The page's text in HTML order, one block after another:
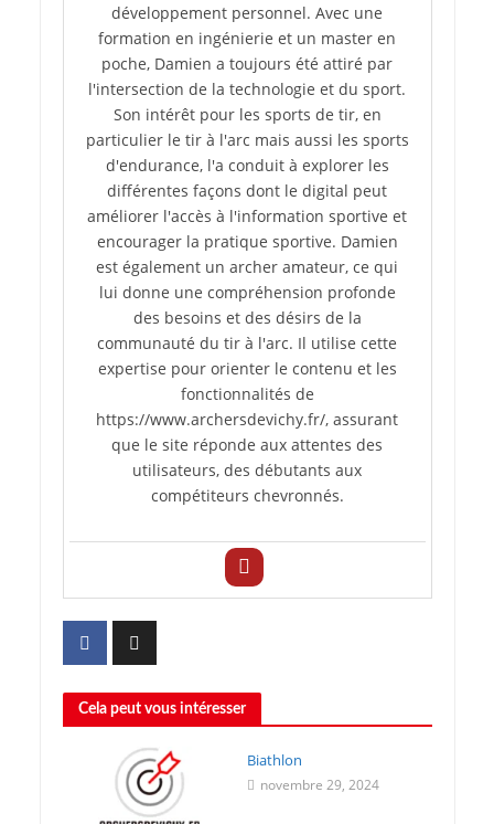
développement personnel. Avec une
formation en ingénierie et un master en
poche, Damien a toujours été attiré par
l'intersection de la technologie et du sport.
Son intérêt pour les sports de tir, en
particulier le tir à l'arc mais aussi les sports
d'endurance, l'a conduit à explorer les
différentes façons dont le digital peut
améliorer l'accès à l'information sportive et
encourager la pratique sportive. Damien
est également un archer amateur, ce qui
lui donne une compréhension profonde
des besoins et des désirs de la
communauté du tir à l'arc. Il utilise cette
expertise pour orienter le contenu et les
fonctionnalités de
https://www.archersdevichy.fr/, assurant
que le site réponde aux attentes des
utilisateurs, des débutants aux
compétiteurs chevronnés.
Cela peut vous intéresser
Biathlon
novembre 29, 2024